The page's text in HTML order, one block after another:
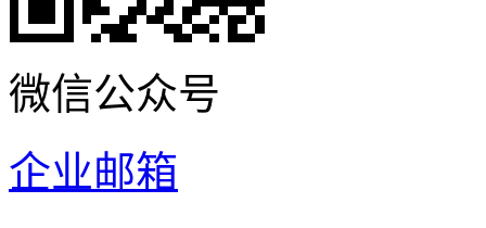
微信公众号
企业邮箱